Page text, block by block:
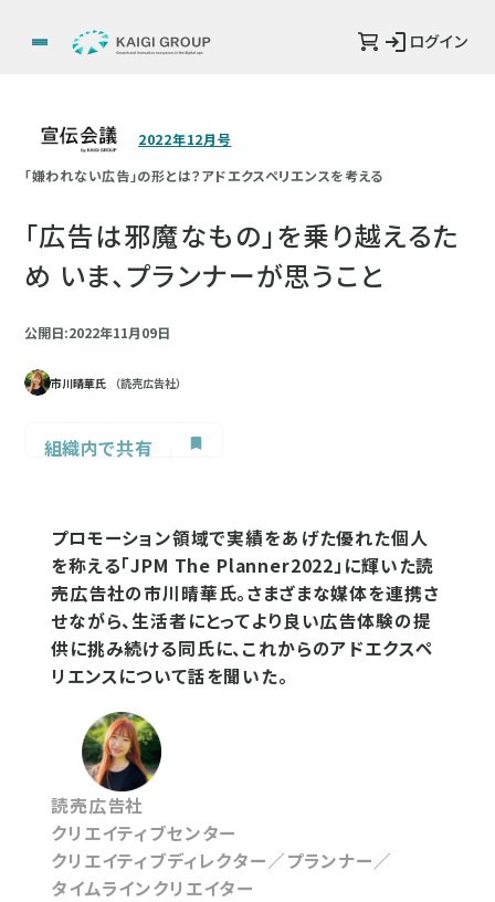
ログイン
2022年12月号
「嫌われない広告」の形とは？アドエクスペリエンスを考える
「広告は邪魔なもの」を乗り越えるた
め いま、プランナーが思うこと
公開日:2022年11月09日
市川晴華氏 （読売広告社）
組織内で共有
プロモーション領域で実績をあげた優れた個人
を称える「JPM The Planner2022」に輝いた読
売広告社の市川晴華氏。さまざまな媒体を連携さ
せながら、生活者にとってより良い広告体験の提
供に挑み続ける同氏に、これからのアドエクスペ
リエンスについて話を聞いた。
読売広告社
クリエイティブセンター
クリエイティブディレクター／プランナー／
タイムラインクリエイター